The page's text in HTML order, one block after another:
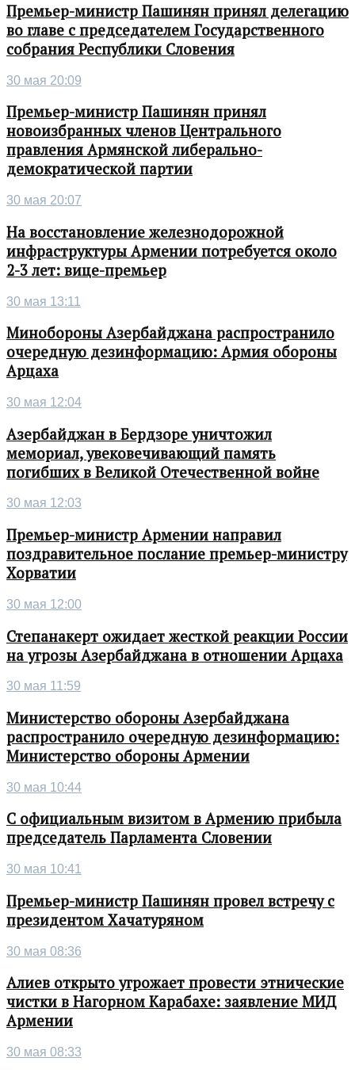
Премьер-министр Пашинян принял делегацию
во главе с председателем Государственного
собрания Республики Словения
30 мая 20:09
Премьер-министр Пашинян принял
новоизбранных членов Центрального
правления Армянской либерально-
демократической партии
30 мая 20:07
На восстановление железнодорожной
инфраструктуры Армении потребуется около
2-3 лет: вице-премьер
30 мая 13:11
Минобороны Азербайджана распространило
очередную дезинформацию: Армия обороны
Арцаха
30 мая 12:04
Азербайджан в Бердзоре уничтожил
мемориал, увековечивающий память
погибших в Великой Отечественной войне
30 мая 12:03
Премьер-министр Армении направил
поздравительное послание премьер-министру
Хорватии
30 мая 12:00
Степанакерт ожидает жесткой реакции России
на угрозы Азербайджана в отношении Арцаха
30 мая 11:59
Министерство обороны Азербайджана
распространило очередную дезинформацию:
Министерство обороны Армении
30 мая 10:44
С официальным визитом в Армению прибыла
председатель Парламента Словении
30 мая 10:41
Премьер-министр Пашинян провел встречу с
президентом Хачатуряном
30 мая 08:36
Алиев открыто угрожает провести этнические
чистки в Нагорном Карабахе: заявление МИД
Армении
30 мая 08:33